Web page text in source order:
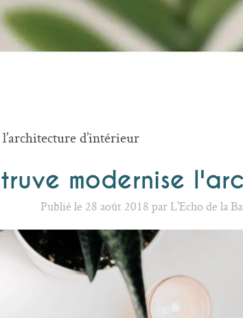
d’intérieur
modernise
Publié le 28 août 2018 par L'Echo de la